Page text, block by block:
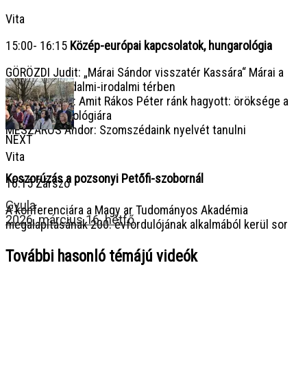
Vita
15:00- 16:15 Közép-európai kapcsolatok, hungarológia
GÖRÖZDI Judit: „Márai Sándor visszatér Kassára“ Márai a
szlovák társadalmi-irodalmi térben
JIŔÍ JANUŠKA: Amit Rákos Péter ránk hagyott: öröksége a
prágai hungarológiára
MÉSZÁROS Andor: Szomszédaink nyelvét tanulni
Vita
16:15 Zárszó
A konferenciára a Magy ar Tudományos Akadémia
megalapításának 200. évfordulójának alkalmából kerül sor
NEXT
Koszorúzás a pozsonyi Petőfi-szobornál
Gyula
2026. március 16. hétfő
További hasonló témájú videók